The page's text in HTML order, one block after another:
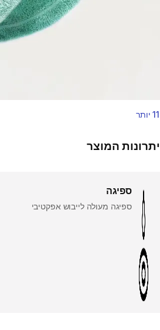
11 יותר
יתרונות המוצר
ספיגה
ספיגה מעולה לייבוש אפקטיבי